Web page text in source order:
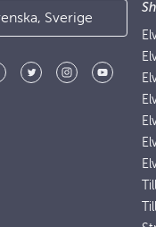
Svenska, Sverige